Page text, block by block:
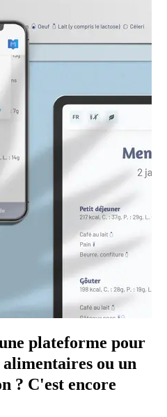
plateforme pour
ou un
? C'est encore